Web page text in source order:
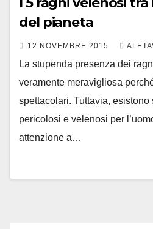
del pianeta
12 NOVEMBRE 2015
La stupenda presenza dei
veramente meravigliosa
spettacolari. Tuttavia, esistono
pericolosi e velenosi per
attenzione a…